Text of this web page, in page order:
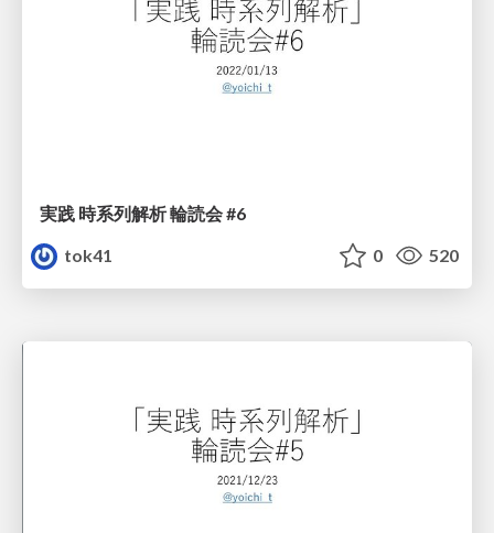
実践 時系列解析 輪読会 #6
tok41
0 520